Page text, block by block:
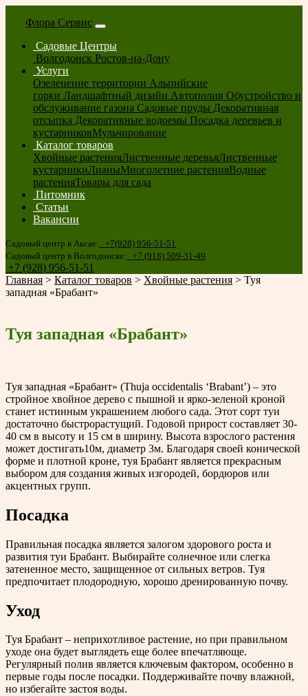
Флора Сервис
Садовые Центры
Волгодонск Ростов-на-Дону
Услуги
Озеленение территории Альпийские
горки Ландшафтный дизайн Автополив Обустройство и
обслуживание газона Садовые пруды Декоративная
отсыпка Декоративные водоемы Посадка деревьев и
кустарниковМульчирование
Каталог товаров
Хвойные растенияЛиственные деревьяЛиственные
кустарникиЛианыМноголетние растенияВодные
растенияТовары для сада
Питомник
Статьи
Вакансии
Садовый центр в Аксае:
+7(928) 956-51-51
Садовый центр в Волгодонске:
+7 (918) 509-31-49
+7 (928) 956-51-51
Главная > Каталог товаров > Хвойные растения > Туя
западная «Брабант»
Туя западная «Брабант»
Туя западная «Брабант» (Thuja occidentalis ‘Brabant’) – это
стройное хвойное дерево с пышной и ярко-зеленой кроной
станет истинным украшением любого сада. Этот сорт туи
достаточно быстрорастущий. Годовой прирост составляет 30-
40 см в высоту и 15 см в ширину. Высота взрослого растения
может достигать10м, диаметр 3м. Благодаря своей конической
форме и плотной кроне, туя Брабант является прекрасным
выбором для создания живых изгородей, бордюров или
акцентных групп.
Посадка
Правильная посадка является залогом здорового роста и
развития туи Брабант. Выбирайте солнечное или слегка
затененное место, защищенное от сильных ветров. Туя
предпочитает плодородную, хорошо дренированную почву.
Уход
Туя Брабант – неприхотливое растение, но при правильном
уходе она будет выглядеть еще более впечатляюще.
Регулярный полив является ключевым фактором, особенно в
первые годы после посадки. Поддерживайте почву влажной,
но избегайте застоя воды.